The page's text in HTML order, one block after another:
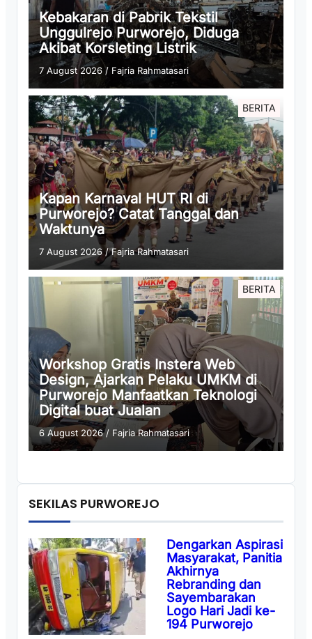
Kebakaran di Pabrik Tekstil
Unggulrejo Purworejo, Diduga
Akibat Korsleting Listrik
7 August 2026/ Fajria Rahmatasari
BERITA
Kapan Karnaval HUT RI di
Purworejo? Catat Tanggal dan
Waktunya
7 August 2026 /Fajria Rahmatasari
BERITA
Workshop Gratis Instera Web
Design, Ajarkan Pelaku UMKM di
Purworejo Manfaatkan Teknologi
Digital buat Jualan
6 August 2026/ Fajria Rahmatasari
SEKILAS PURWOREJO
Dengarkan Aspirasi
Masyarakat, Panitia
Akhirnya
Rebranding dan
Sayembarakan
Logo Hari Jadi ke-
194 Purworejo